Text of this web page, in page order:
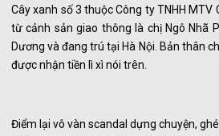
Cây xanh số 3 thuộc Công ty TNHH
từ cảnh sản giao thông là chị Ngô Nhã
Dương và đang trú tại Hà Nội. Bản thân
được nhận tiền lì xì nói trên.
Điểm lại vô vàn scandal dựng chuyện,